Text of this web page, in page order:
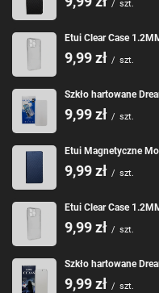
/ szt.
Etui Clear Case
9,99 zł / szt.
Szkło hartowane
9,99 zł / szt.
Etui Magnetyczne
9,99 zł / szt.
Etui Clear Case
9,99 zł / szt.
Szkło hartowane
9,99 zł / szt.